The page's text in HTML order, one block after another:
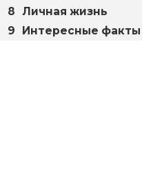
Личная жизнь
Интересные факты